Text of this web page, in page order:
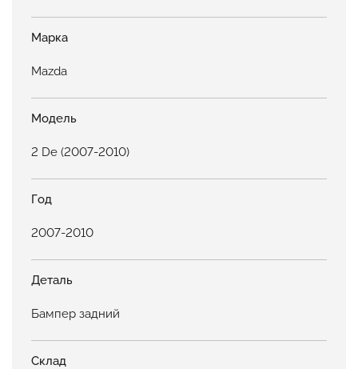
Марка
Mazda
Модель
2 De (2007-2010)
Год
2007-2010
Деталь
Бампер задний
Склад